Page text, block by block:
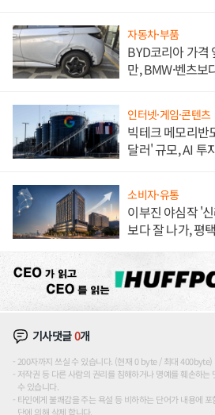
자동차·부품
BYD코리아 가격
만, BMW·벤츠
인터넷·게임·콘텐츠
빅테크 메모리반
달러' 규모, AI 투
소비자·유통
이부진 야심작 '
보다 잘 나가, 평
기사댓글0개
200자까지 쓰실 수 있습니다. (현재 0 byte / 최대 400byte)
저작권 등 다른 사람의 권리를 침해하거나 명예를 훼손하
수 있습니다.
타인에게 불쾌감을 주는 욕설 등 비하하는 단어가 내용에
단에 의해 삭제 합니다.